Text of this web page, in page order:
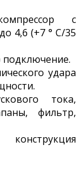
с
4,6 (+7 ° С/35
подключение.
удара
тока,
фильтр,